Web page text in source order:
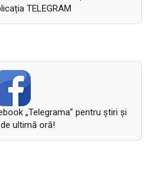
TELEGRAM
„Telegrama” pentru ştiri şi
ultimă oră!